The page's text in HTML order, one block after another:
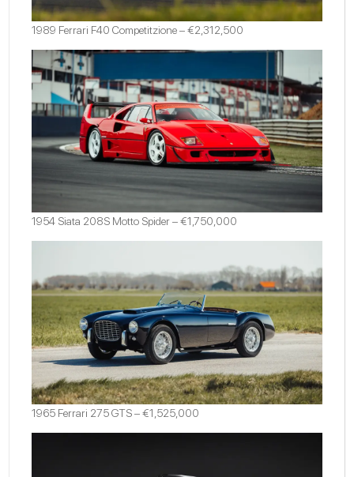
1989 Ferrari F40 Competitzione – €2,312,500
1954 Siata 208S Motto Spider – €1,750,000
1965 Ferrari 275 GTS – €1,525,000